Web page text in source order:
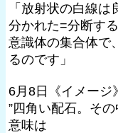
「放射状の白線
分かれた=分断す
意識体の集合体で
るのです」
6月8日《イメージ》
”四角い配石。そ
意味は